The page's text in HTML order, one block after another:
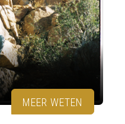
MEER WETEN